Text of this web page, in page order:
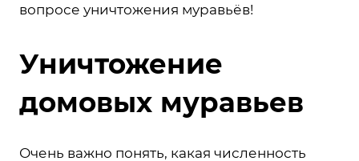
вопросе уничтожения муравьёв!
Уничтожение
домовых муравьев
Очень важно понять, какая численность